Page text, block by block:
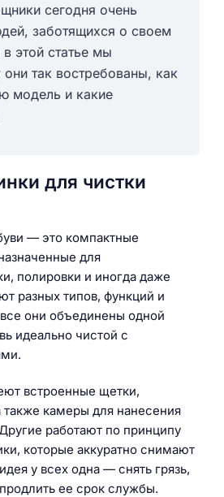
сегодня очень
заботящихся о своем
этой статье мы
так востребованы, как
модель и какие
для чистки
— это компактные
для
полировки и иногда даже
разных типов, функций и
они объединены одной
идеально чистой с
встроенные щетки,
камеры для нанесения
работают по принципу
которые аккуратно снимают
у всех одна — снять грязь,
ее срок службы.